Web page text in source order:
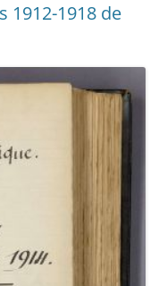
1912-1918 de